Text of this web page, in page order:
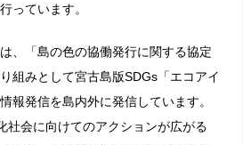
っています。
、「島の色の協働発行に関する協定
組みとして宮古島版SDGs「エコアイ
報発信を島内外に発信しています。
社会に向けてのアクションが広がる